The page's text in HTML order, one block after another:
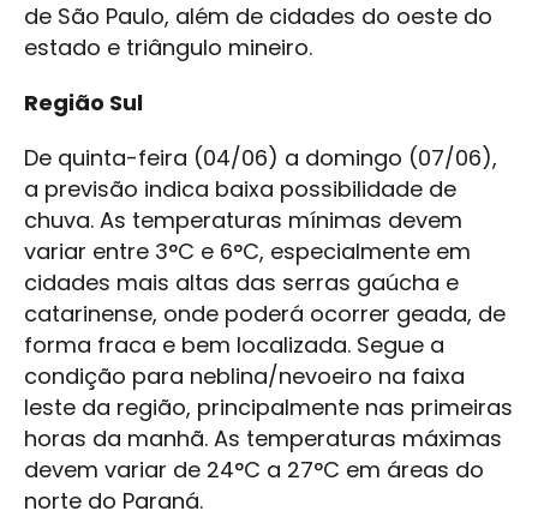
de São Paulo, além de cidades do oeste do
estado e triângulo mineiro.
Região Sul
De quinta-feira (04/06) a domingo (07/06),
a previsão indica baixa possibilidade de
chuva. As temperaturas mínimas devem
variar entre 3°C e 6°C, especialmente em
cidades mais altas das serras gaúcha e
catarinense, onde poderá ocorrer geada, de
forma fraca e bem localizada. Segue a
condição para neblina/nevoeiro na faixa
leste da região, principalmente nas primeiras
horas da manhã. As temperaturas máximas
devem variar de 24°C a 27°C em áreas do
norte do Paraná.